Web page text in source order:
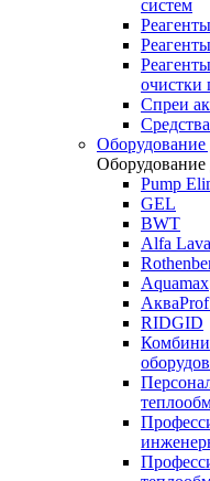
систем
очистки
Спреи
Pump
GEL
BWT
Alfa
Aquamax
RIDGID